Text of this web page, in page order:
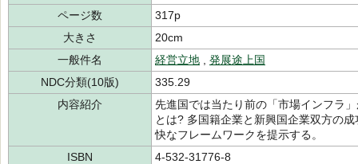
ページ数
317p
大きさ
20cm
一般件名
経営立地
発展途上国
NDC分類(10版)
335.29
内容紹介
先進国では当たり前の「市場インフラ
とは? 多国籍企業と新興国企業双方の
快なフレームワークを提示する。
ISBN
4-532-31776-8